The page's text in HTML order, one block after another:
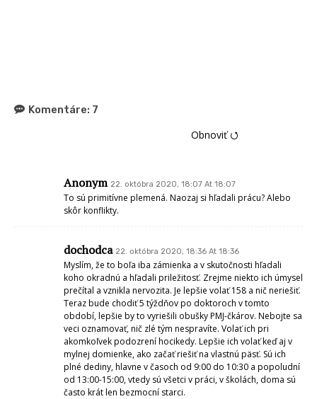
Komentáre: 7
Obnoviť ⭯
Anonym 22. októbra 2020, 18:07 At 18:07
To sú primitívne plemená. Naozaj si hľadali prácu? Alebo
skôr konflikty.
dochodca 22. októbra 2020, 18:36 At 18:36
Myslím, že to boľa iba zámienka a v skutočnosti hľadali
koho okradnú a hľadali priležitosť. Zrejme niekto ich úmysel
prečítal a vznikla nervozita. Je lepšie volať 158 a nič neriešiť.
Teraz bude chodiť 5 týždňov po doktoroch v tomto
období, lepšie by to vyriešili obušky PMJ-čkárov. Nebojte sa
veci oznamovať, nič zlé tým nespravíte. Volať ich pri
akomkoľvek podozrení hocikedy. Lepšie ich volať keď aj v
mylnej domienke, ako začať riešiť na vlastnú päsť. Sú ich
plné dediny, hlavne v časoch od 9:00 do 10:30 a popoludní
od 13:00-15:00, vtedy sú všetci v práci, v školách, doma sú
často krát len bezmocní starci.